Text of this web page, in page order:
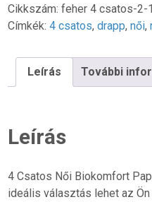
Biokomfort
Papucs
Drapp
nubuk
Cikkszám:feher 4 csatos-2-1
Címkék:4 csatos,drapp,női,
Leírás További
Leírás
4 Csatos Női Biokomfort
ideális választás lehet az